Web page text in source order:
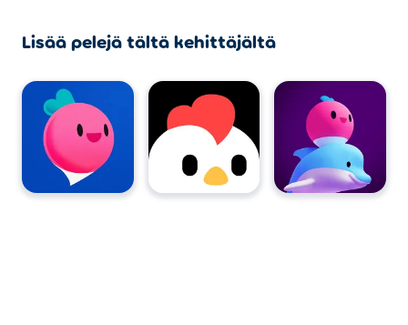
Lisää pelejä tältä kehittäjältä